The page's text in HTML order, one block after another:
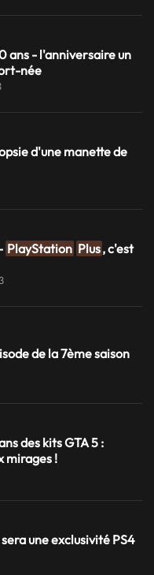
ans - l'anniversaire un
née
d'une manette de
PlayStation Plus, c'est
de la 7ème saison
des kits GTA 5 :
mirages !
une exclusivité PS4